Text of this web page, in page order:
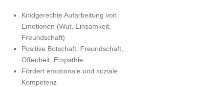
Kindgerechte Aufarbeitung von
Emotionen (Wut, Einsamkeit,
Freundschaft)
Positive Botschaft: Freundschaft,
Offenheit, Empathie
Fördert emotionale und soziale
Kompetenz